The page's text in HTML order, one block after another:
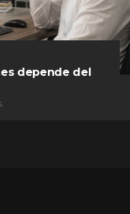
depende del